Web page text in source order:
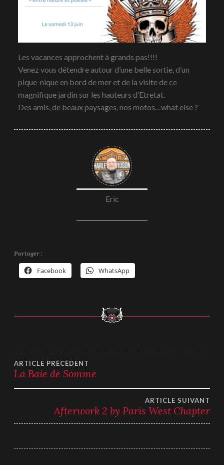
Les vacances approchent à grands pas!!!!
Venez vous détendre autour d’une belle sortie, d’un
pique-nique en bord de mer et de la visite de ce
magnifique jardin sur les hauteurs d’Etretat.
Des amis, de beaux paysages, nos motos…what else ?
Eric
Partager :
Facebook WhatsApp
Navigation
de
l’article
ARTICLE PRÉCÉDENT
La Baie de Somme
ARTICLE SUIVANT
Afterwork 2 by Paris West Chapter